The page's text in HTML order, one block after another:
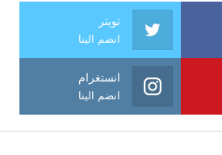
تويتر
انضم الينا
انستغرام
انضم الينا